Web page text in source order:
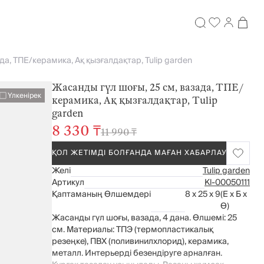
ТПЕ/керамика, Ақ қызғалдақтар, Tulip garden
Үлкенірек
Жасанды гүл шоғы, 25 см, вазада, ТПЕ/
керамика, Ақ қызғалдақтар, Tulip
garden
8 330 ₸11 990 ₸
ҚОЛ ЖЕТІМДІ БОЛҒАНДА МАҒАН ХАБАРЛАУ
Желі
Tulip garden
Артикул
Kl-00050111
Қаптаманың Өлшемдері
8 x 25 x 9(Е x Б x
Ө)
Жасанды гүл шоғы, вазада, 4 дана. Өлшемі: 25
см. Материалы: ТПЭ (термопластикалық
резеңке), ПВХ (поливинилхлорид), керамика,
металл. Интерьерді безендіруге арналған.